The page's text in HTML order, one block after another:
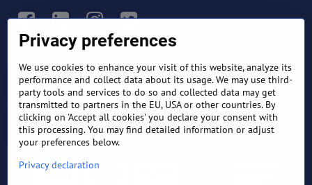
TERMS AND CONDITIONS
RETURN AND REFUND
POLICY
FREQUENTLY ASKED
QUESTIONS
EXPORT FINANCE & LETTER
OF CREDIT
Privacy preferences
We use cookies to enhance your visit of this website, analyze its
performance and collect data about its usage. We may use third-
party tools and services to do so and collected data may get
transmitted to partners in the EU, USA or other countries. By
clicking on 'Accept all cookies' you declare your consent with
this processing. You may find detailed information or adjust
your preferences below.
Privacy declaration